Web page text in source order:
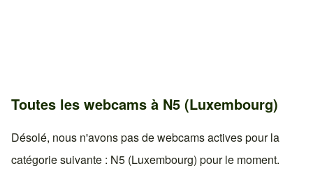
Toutes les webcams à N5 (Luxembourg)
Désolé, nous n'avons pas de webcams actives pour la
catégorie suivante : N5 (Luxembourg) pour le moment.